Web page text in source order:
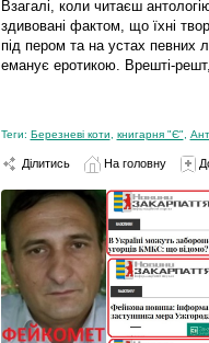
Взагалі, коли читаєш
здивовані фактом, що їхні
під пером та на устах
еманує еротикою. Врешті-
Теги: Березневі коти книгарня "Є",
Ділитись На головну